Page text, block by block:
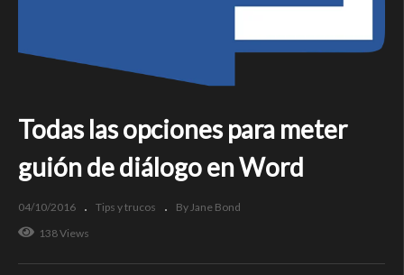
Todas las opciones para meter
guión de diálogo en Word
04/10/2016 Tips y trucos
By Jane Bond
138 Views